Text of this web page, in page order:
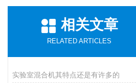
相关文章
RELATED ARTICLES
实验室混合机其特点还是有许多的